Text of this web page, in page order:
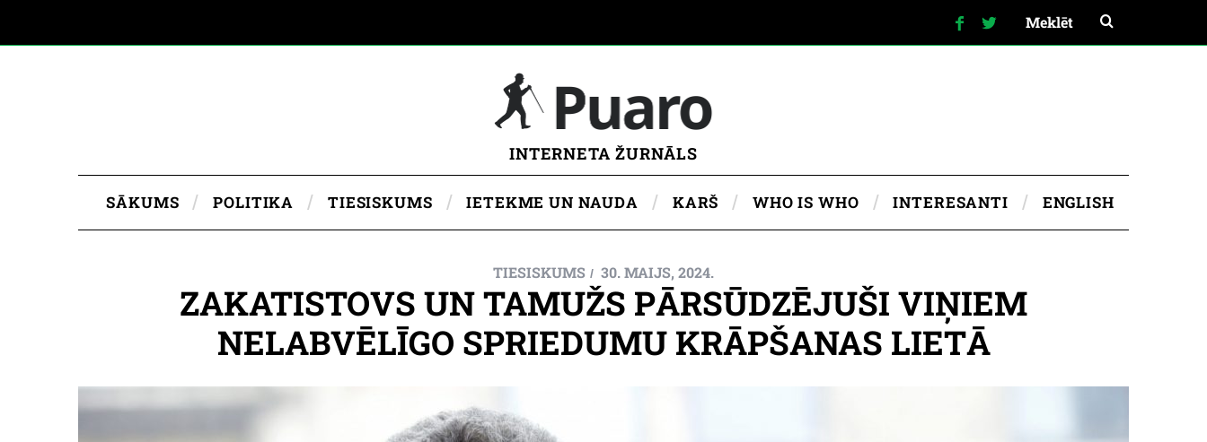
INTERNETA ŽURNĀLS
SĀKUMS POLITIKA TIESISKUMS IETEKME UN NAUDA KARŠ WHO IS WHO INTERESANTI ENGLISH
TIESISKUMS 30. MAIJS, 2024.
ZAKATISTOVS UN TAMUŽS PĀRSŪDZĒJUŠI VIŅIEM
NELABVĒLĪGO SPRIEDUMU KRĀPŠANAS LIETĀ